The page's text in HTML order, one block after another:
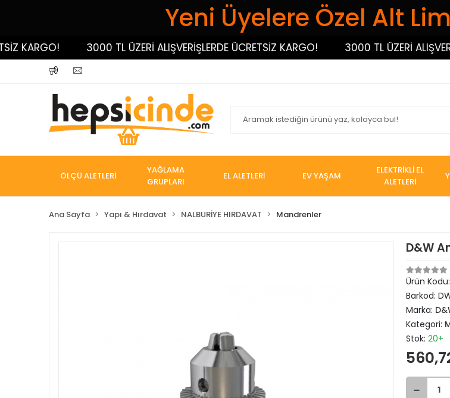
Yeni Üyelere Özel Alt
3000 TL ÜZERİ ALIŞVERİŞLERDE ÜCRETSİZ KARGO! 3000 TL ÜZERİ
ÖLÇÜ ALETLERİ
YAĞLAMA
GRUPLARI
EL ALETLERİ EV YAŞAM
ELEKTRİKLİ EL
ALETLERİ
Ana Sayfa Yapı & Hırdavat NALBURİYE HIRDAVAT Mandrenler
D&W
Ürün Kodu:
Barkod:
Marka:
Kategori:
Stok: 20+